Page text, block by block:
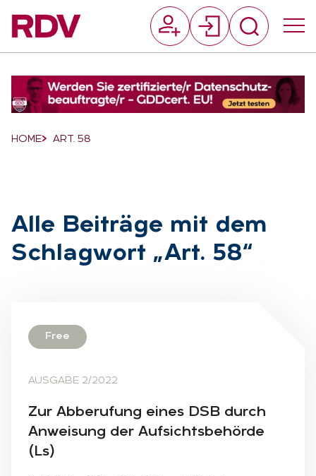
Breadcrumb-Navigation
HOME ART. 58
Alle Bei­trä­ge mit dem
Schlag­wort „Art. 58“
Free
AUSGABE 2/2022
Zur Ab­be­ru­fung ei­nes DSB durch
An­wei­sung der Auf­sichts­be­hör­de
(Ls)